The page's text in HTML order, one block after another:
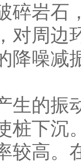
碎岩石
对周边
降噪减
生的振
桩下沉
较高。